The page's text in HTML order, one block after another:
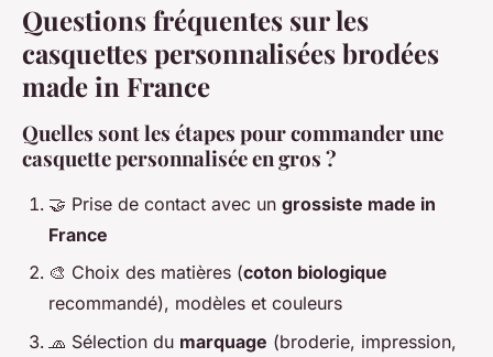
Questions fréquentes sur les
casquettes personnalisées brodées
made in France
Quelles sont les étapes pour commander une
casquette personnalisée en gros ?
🤝 Prise de contact avec un grossiste made in
France
🎨 Choix des matières (coton biologique
recommandé), modèles et couleurs
🧢 Sélection du marquage (broderie, impression,